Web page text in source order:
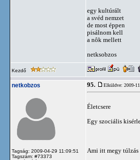
egy kultúrált
a svéd nemzet
de most éppen
pisálnom kell
a nôk mellett
netksobzos
Kezdő
netkobzos
Tagság: 2009-04-29 11:09:51
Tagszám: #73373
95. Elküldve: 2009-
Életcsere
Egy szociális
Ami itt megy túlzás